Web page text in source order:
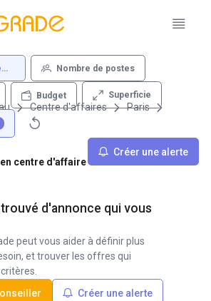
Nombre de postes
Budget Superficie
Créer une alerte
Centre d'affaires
Paris
centre d'affaire - Place Charles de
d'annonce qui vous
peut vous aider à définir plus
et trouver les offres qui
Créer une alerte